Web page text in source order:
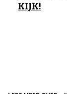
KIJK!